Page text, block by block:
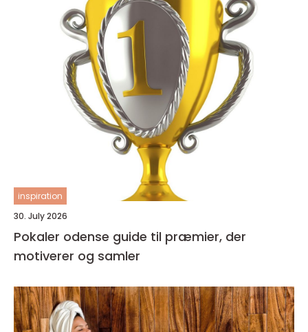
inspiration
30. July 2026
Pokaler odense guide til præmier, der
motiverer og samler